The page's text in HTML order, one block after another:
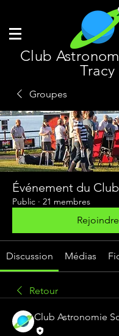
Club
Tracy
Groupes
Événement du Club
Public · 21 membres
Rejoindre
Discussion Médias
Retour
Club Astronomie